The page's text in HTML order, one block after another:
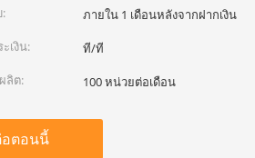
ภายใน 1 เดือนหลังจากฝากเงิน
เงิน:
ที/ที
ลิต:
100 หน่วยต่อเดือน
ตอนนี้